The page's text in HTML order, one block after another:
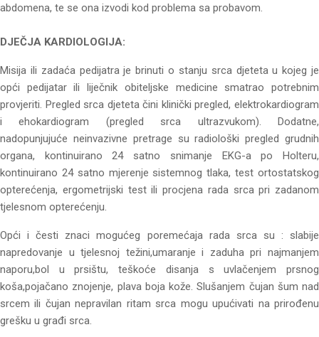
abdomena, te se ona izvodi kod problema sa probavom.
DJEČJA KARDIOLOGIJA:
Misija ili zadaća pedijatra je brinuti o stanju srca djeteta u kojeg je
opći pedijatar ili liječnik obiteljske medicine smatrao potrebnim
provjeriti. Pregled srca djeteta čini klinički pregled, elektrokardiogram
i ehokardiogram (pregled srca ultrazvukom). Dodatne,
nadopunjujuće neinvazivne pretrage su radiološki pregled grudnih
organa, kontinuirano 24 satno snimanje EKG-a po Holteru,
kontinuirano 24 satno mjerenje sistemnog tlaka, test ortostatskog
opterećenja, ergometrijski test ili procjena rada srca pri zadanom
tjelesnom opterećenju.
Opći i česti znaci mogućeg poremećaja rada srca su : slabije
napredovanje u tjelesnoj težini,umaranje i zaduha pri najmanjem
naporu,bol u prsištu, teškoće disanja s uvlačenjem prsnog
koša,pojačano znojenje, plava boja kože. Slušanjem čujan šum nad
srcem ili čujan nepravilan ritam srca mogu upućivati na prirođenu
grešku u građi srca.